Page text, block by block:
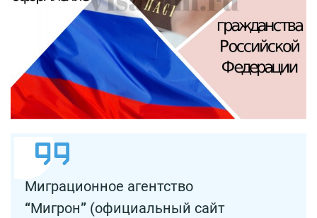
Миграционное агентство
“Мигрон” (официальный сайт